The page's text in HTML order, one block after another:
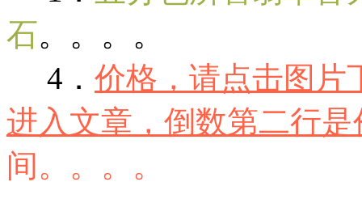
石。。。。
4． 价格，请点击图片
进入文章，倒数第二行是
间。。。。